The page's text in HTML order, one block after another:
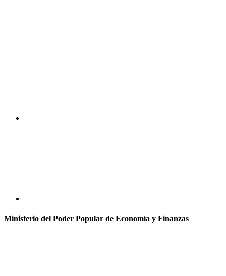
Ministerio del Poder Popular de Economía y Finanzas